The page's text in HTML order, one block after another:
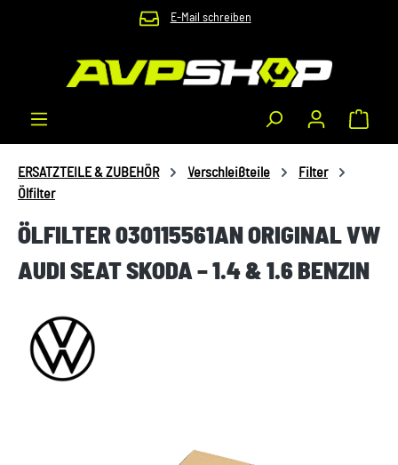
Zum Hauptinhalt springen E-Mail schreiben
ERSATZTEILE & ZUBEHÖR Verschleißteile
Filter
Ölfilter
ÖLFILTER 030115561AN ORIGINAL VW
AUDI SEAT SKODA – 1.4 & 1.6 BENZIN